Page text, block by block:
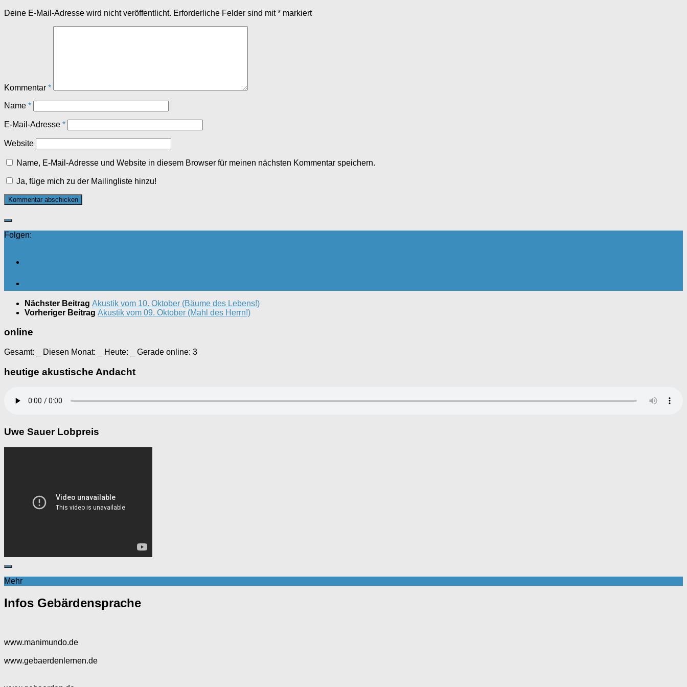
Deine E-Mail-Adresse wird nicht veröffentlicht. Erforderliche Felder sind mit* markiert
Kommentar *
Name *
E-Mail-Adresse *
Website
Name, E-Mail-Adresse und Website in diesem Browser für meinen nächsten Kommentar speichern.
Ja, füge mich zu der Mailingliste hinzu!
Folgen:
Nächster Beitrag Akustik vom 10. Oktober (Bäume des Lebens!)
Vorheriger Beitrag Akustik vom 09. Oktober (Mahl des Herrn!)
online
Gesamt: Diesen Monat: Heute: Gerade online: 3
heutige akustische Andacht
Uwe Sauer Lobpreis
Mehr
Infos Gebärdensprache
www.manimundo.de
www.gebaerdenlernen.de